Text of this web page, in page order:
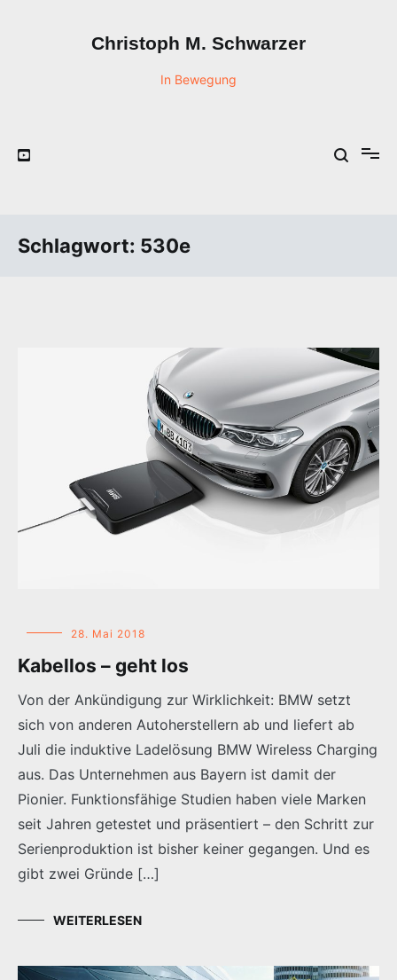
Christoph M. Schwarzer
In Bewegung
Schlagwort: 530e
28. Mai 2018
Kabellos – geht los
Von der Ankündigung zur Wirklichkeit: BMW setzt
sich von anderen Autoherstellern ab und liefert ab
Juli die induktive Ladelösung BMW Wireless Charging
aus. Das Unternehmen aus Bayern ist damit der
Pionier. Funktionsfähige Studien haben viele Marken
seit Jahren getestet und präsentiert – den Schritt zur
Serienproduktion ist bisher keiner gegangen. Und es
gibt zwei Gründe […]
WEITERLESEN